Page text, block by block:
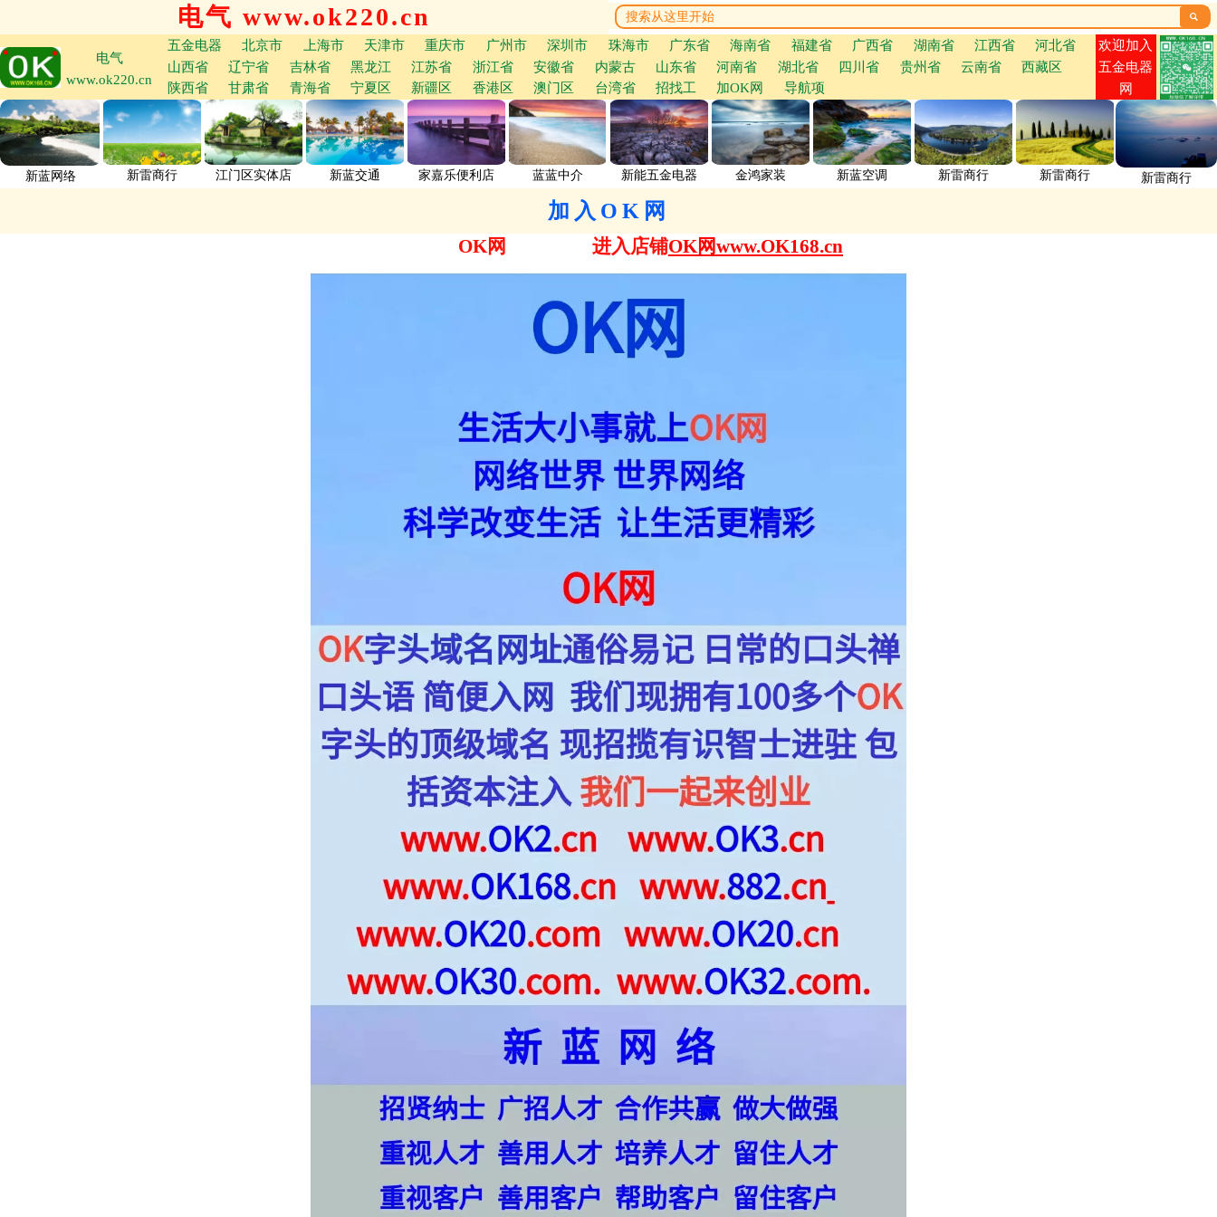
电气 www.ok220.cn 
电气
www.ok220.cn
五金电器 北京市 上海市 天津市 重庆市 广州市 深圳市 珠海市 广东省 海南省 福建省 广西省 湖南省 江西省
河北省
山西省
辽宁省 吉林省 黑龙江 江苏省 浙江省 安徽省 内蒙古 山东省 河南省 湖北省 四川省 贵州省 云南省
西藏区
陕西省
甘肃省 青海省 宁夏区 新疆区 香港区 澳门区 台湾省 招找工 加OK网 导航项
欢迎加入
五金电器
网
新蓝网络 新雷商行 江门区实体店 新蓝交通 家嘉乐便利店 蓝蓝中介 新能五金电器 金鸿家装 新蓝空调 新雷商行 新雷商行 新雷商行
加入OK网
OK网 进入店铺OK网www.OK168.cn